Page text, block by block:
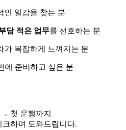
인 일감을 찾는 분
담 적은 업무를 선호하는 분
가 복잡하게 느껴지는 분
에 준비하고 싶은 분
첫 운행까지
하며 도와드립니다.